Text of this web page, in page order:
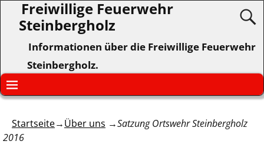
Freiwillige Feuerwehr
Steinbergholz
Informationen über die Freiwillige Feuerwehr
Steinbergholz.
Startseite→Über uns →Satzung Ortswehr Steinbergholz
2016